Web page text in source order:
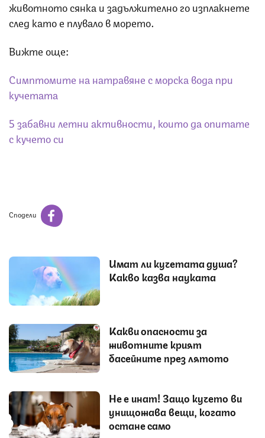
животното сянка и задължително го изплакнете
след като е плувало в морето.
Вижте още:
Симптомите на натравяне с морска вода при
кучетата
5 забавни летни активности, които да опитате
с кучето си
Сподели
Имат ли кучетата душа?
Какво казва науката
Какви опасности за
животните крият
басейните през лятото
Не е инат! Защо кучето ви
унищожава вещи, когато
остане само